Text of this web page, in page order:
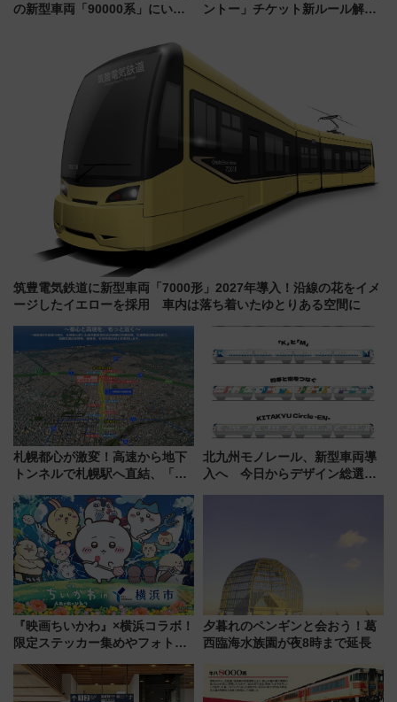
の新型車両「90000系」にいち
向け先行試乗会でキッズアンバ
ントー」チケット新ルール解
筑豊電気鉄道に新型車両「7000形」2027年導入！沿線の花をイメ
ージしたイエローを採用 車内は落ち着いたゆとりある空間に
札幌都心が激変！高速から地下
トンネルで札幌駅へ直結、「創
から本格着工、延長4.8km整備
事業の全貌
北九州モノレール、新型車両導
入へ 今日からデザイン総選挙
『映画ちいかわ』×横浜コラボ！
限定ステッカー集めやフォトス
いを満喫しよう（花火鑑賞会応
募は7/12まで！）
夕暮れのペンギンと会おう！葛
西臨海水族園が夜8時まで延長